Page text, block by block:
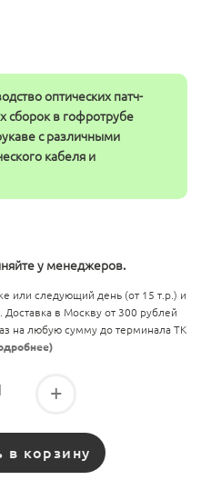
оптических патч-
сборок в гофротрубе
с различными
кабеля и
у менеджеров.
или следующий день (от 15 т.р.) и
Доставка в Москву от 300 рублей
на любую сумму до терминала ТК
+
в корзину